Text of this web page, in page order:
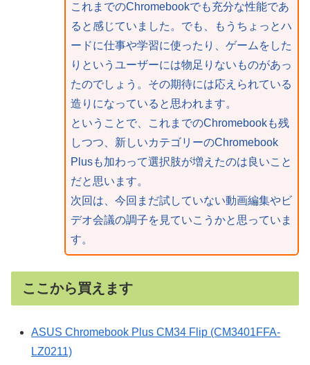
これまでのChromebookでも充分な性能であ
ると感じていました。でも、もうちょっとハ
ードに仕事や学習に使ったり、ゲームをした
りというユーザーには物足りないものがあっ
たのでしょう。その期待には応えられている
造りになっていると思われます。
ということで、これまでのChromebookも残
しつつ、新しいカテゴリーのChromebook
Plusも加わって選択肢が増えたのは良いこと
だと思います。
次回は、今回まだ試していない動画編集やビ
デオ会議の調子を見ていこうかと思っていま
す。
ここから買えます
ASUS Chromebook Plus CM34 Flip (CM3401FFA-
LZ0211)